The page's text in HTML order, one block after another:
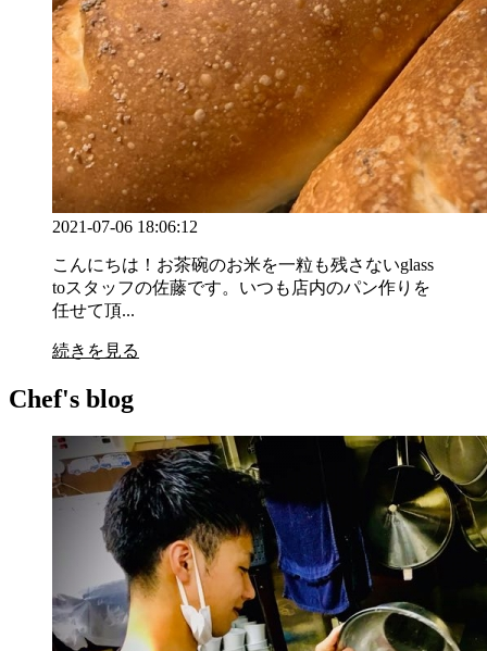
2021-07-06 18:06:12
こんにちは！お茶碗のお米を一粒も残さないglass
toスタッフの佐藤です。いつも店内のパン作りを
任せて頂...
続きを見る
Chef's blog